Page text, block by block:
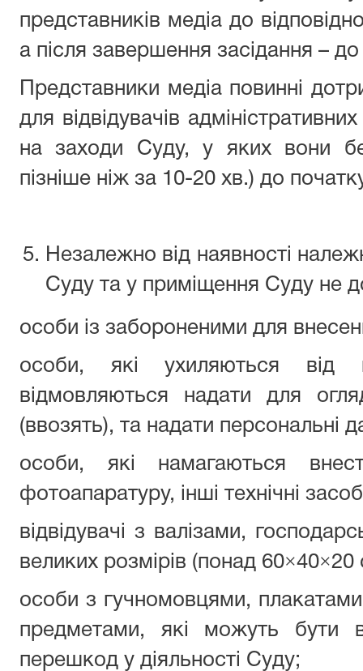
представників медіа до
а після завершення засідання –
Представники медіа повинні
для відвідувачів
на заходи Суду, у яких вони
пізніше ніж за 10-20 хв.) до
Незалежно від наявності
Суду та у приміщення Суду не
особи із забороненими для
особи, які ухиляються
відмовляються надати для
(ввозять), та надати персональні
особи, які намагаються
фотоапаратуру, інші технічні
відвідувачі з валізами,
великих розмірів (понад
особи з гучномовцями,
предметами, які можуть бути
перешкод у діяльності Суду;